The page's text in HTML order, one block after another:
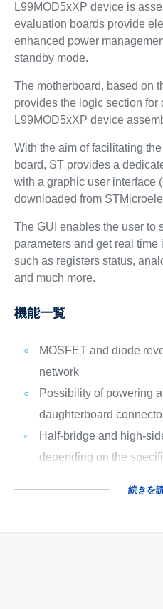
L99MOD5xXP device is
evaluation boards provide
enhanced power
standby mode.
The motherboard, based on
provides the logic section
L99MOD5xXP device
With the aim of facilitating
board, ST provides a
with a graphic user interface
downloaded from
The GUI enables the user to
parameters and get real
such as registers status,
and much more.
機能一覧
MOSFET and diode
network
Possibility of powering
daughterboard
Half-bridge and high-
depending on the
続きを